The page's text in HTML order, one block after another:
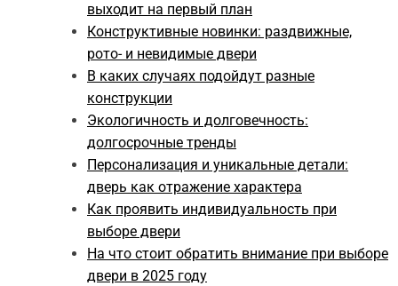
выходит на первый план
Конструктивные новинки: раздвижные,
рото- и невидимые двери
В каких случаях подойдут разные
конструкции
Экологичность и долговечность:
долгосрочные тренды
Персонализация и уникальные детали:
дверь как отражение характера
Как проявить индивидуальность при
выборе двери
На что стоит обратить внимание при выборе
двери в 2025 году